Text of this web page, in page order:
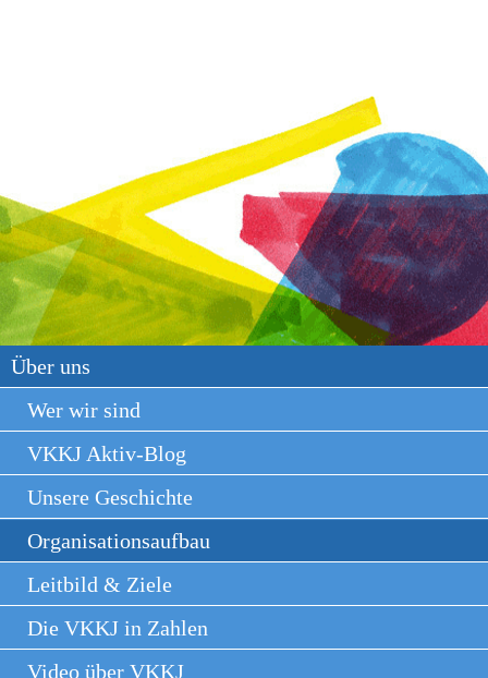
Über uns
Wer wir sind
VKKJ Aktiv-Blog
Unsere Geschichte
Organisationsaufbau
Leitbild & Ziele
Die VKKJ in Zahlen
Video über VKKJ